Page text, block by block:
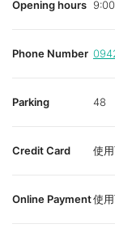
Opening hours
Phone Number
Parking 48
Credit Card 使
Online Payment使